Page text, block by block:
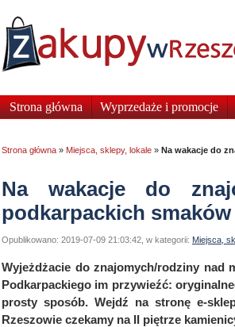
Strona główna Wyprzedaże i promocje
Strona główna » Miejsca, sklepy, lokale » Na wakacje do
Na wakacje do
podkarpackich smaków
Opublikowano: 2019-07-09 21:03:42, w kategorii: Miejsca,
Wyjeżdżacie do znajomych/rodziny nad
Podkarpackiego im przywieźć:
prosty sposób. Wejdź na stronę e-
Rzeszowie czekamy na II piętrze